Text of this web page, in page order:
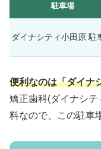
駐車場
ダイナシティ小田原 駐
便利なのは「ダイナ
矯正歯科(ダイナシ
料なので、この駐車